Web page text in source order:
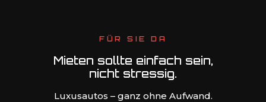
FÜR SIE DA
Mieten sollte einfach sein,
nicht stressig.
Luxusautos – ganz ohne Aufwand.